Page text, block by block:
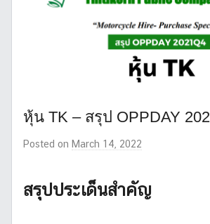
หุ้น TK – สรุป OPPDAY
Posted on March 14, 2022
r
สรุปประเด็นสำคัญ